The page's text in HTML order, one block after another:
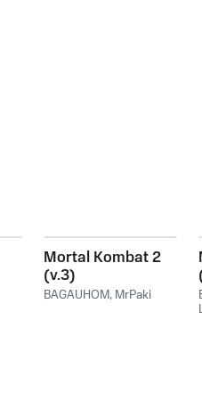
Mortal Kombat 2
(v.3)
BAGAUHOM, MrPaki